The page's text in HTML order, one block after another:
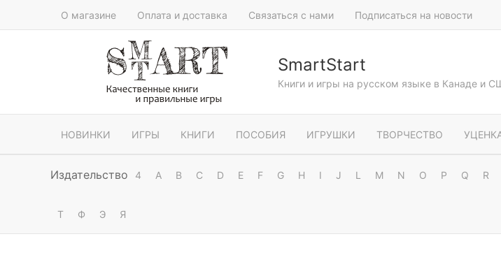
О магазине Оплата и доставка Связаться с нами Подписаться на новости
SmartStart
Книги и игры на русском языке в Канаде и
НОВИНКИ ИГРЫ КНИГИ ПОСОБИЯ ИГРУШКИ ТВОРЧЕСТВО
Издательство 4 A B C D E F G H I J L M N O P Q R
Т Ф Э Я